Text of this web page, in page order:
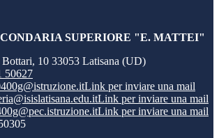
SUPERIORE "E. MATTEI"
10 33053 Latisana (UD)
50627
Link per inviare una mail
Link per inviare una mail
Link per inviare una mail